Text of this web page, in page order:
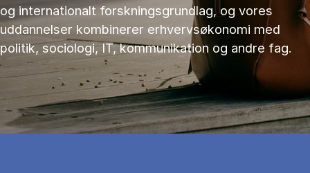
og internationalt forskningsgrundlag, og vores
uddannelser kombinerer erhvervsøkonomi med
politik, sociologi, IT, kommunikation og andre fag.